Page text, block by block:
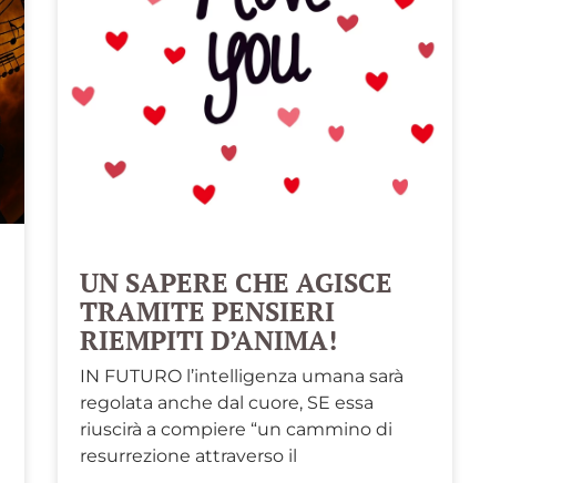
UN SAPERE CHE AGISCE
TRAMITE PENSIERI
RIEMPITI D’ANIMA!
IN FUTURO l’intelligenza umana sarà
regolata anche dal cuore, SE essa
riuscirà a compiere “un cammino di
resurrezione attraverso il